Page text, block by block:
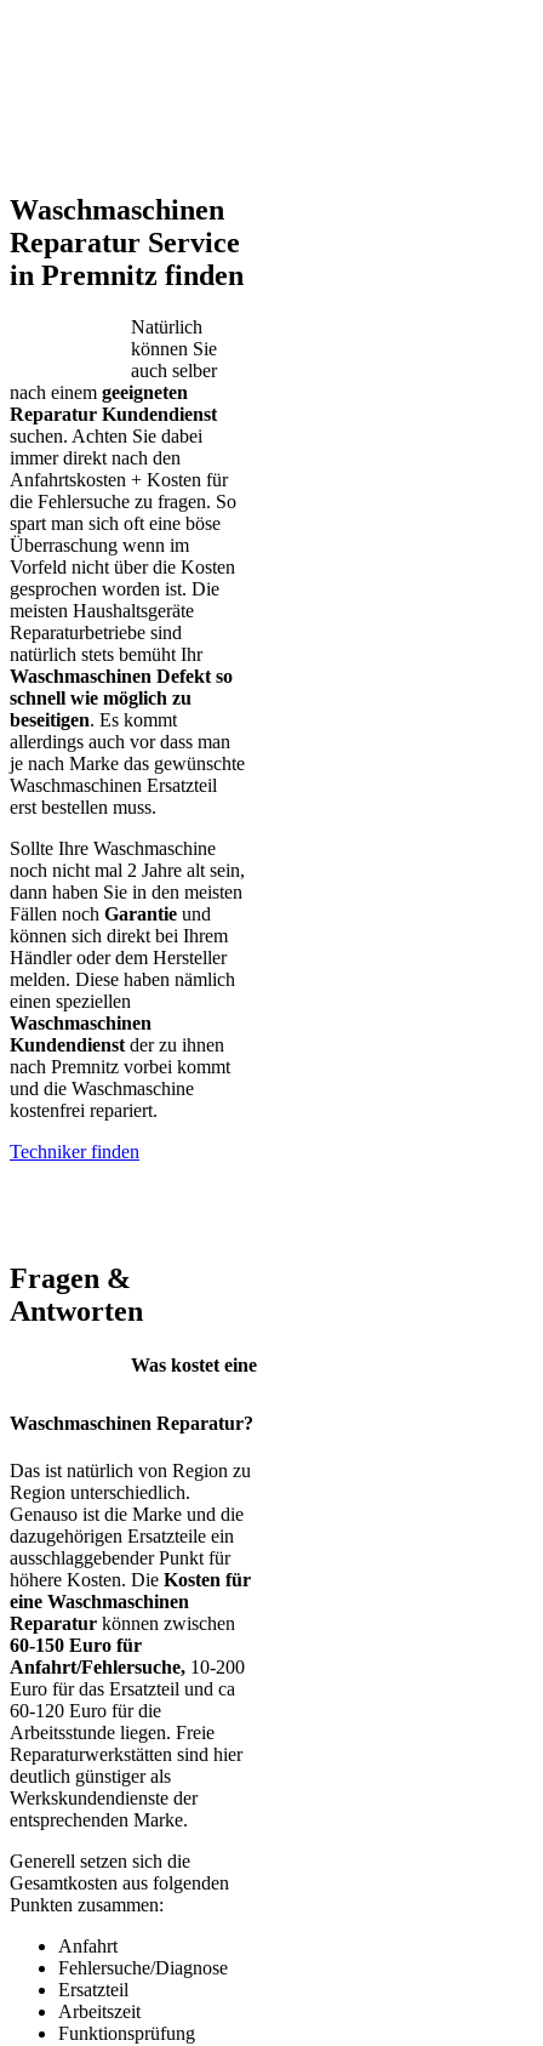
Waschmaschinen
Reparatur Service
in Premnitz finden
Natürlich
können Sie
auch selber
nach einem geeigneten
Reparatur Kundendienst
suchen. Achten Sie dabei
immer direkt nach den
Anfahrtskosten + Kosten für
die Fehlersuche zu fragen. So
spart man sich oft eine böse
Überraschung wenn im
Vorfeld nicht über die Kosten
gesprochen worden ist. Die
meisten Haushaltsgeräte
Reparaturbetriebe sind
natürlich stets bemüht Ihr
Waschmaschinen Defekt so
schnell wie möglich zu
beseitigen. Es kommt
allerdings auch vor dass man
je nach Marke das gewünschte
Waschmaschinen Ersatzteil
erst bestellen muss.
Sollte Ihre Waschmaschine
noch nicht mal 2 Jahre alt sein,
dann haben Sie in den meisten
Fällen noch Garantie und
können sich direkt bei Ihrem
Händler oder dem Hersteller
melden. Diese haben nämlich
einen speziellen
Waschmaschinen
Kundendienst der zu ihnen
nach Premnitz vorbei kommt
und die Waschmaschine
kostenfrei repariert.
Techniker finden
Fragen &
Antworten
Was kostet eine
Waschmaschinen Reparatur?
Das ist natürlich von Region zu
Region unterschiedlich.
Genauso ist die Marke und die
dazugehörigen Ersatzteile ein
ausschlaggebender Punkt für
höhere Kosten. Die Kosten für
eine Waschmaschinen
Reparatur können zwischen
60-150 Euro für
Anfahrt/Fehlersuche, 10-200
Euro für das Ersatzteil und ca
60-120 Euro für die
Arbeitsstunde liegen. Freie
Reparaturwerkstätten sind hier
deutlich günstiger als
Werkskundendienste der
entsprechenden Marke.
Generell setzen sich die
Gesamtkosten aus folgenden
Punkten zusammen:
Anfahrt
Fehlersuche/Diagnose
Ersatzteil
Arbeitszeit
Funktionsprüfung